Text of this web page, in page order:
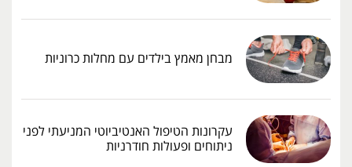
מבחן מאמץ בילדים עם מחלות כרוניות
עקרונות הטיפול האנטיביוטי המניעתי לפני
ניתוחים ופעולות חודרניות